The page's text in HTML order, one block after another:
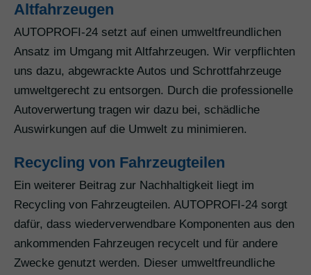
Altfahrzeugen
AUTOPROFI-24 setzt auf einen umweltfreundlichen
Ansatz im Umgang mit Altfahrzeugen. Wir verpflichten
uns dazu, abgewrackte Autos und Schrottfahrzeuge
umweltgerecht zu entsorgen. Durch die professionelle
Autoverwertung tragen wir dazu bei, schädliche
Auswirkungen auf die Umwelt zu minimieren.
Recycling von Fahrzeugteilen
Ein weiterer Beitrag zur Nachhaltigkeit liegt im
Recycling von Fahrzeugteilen. AUTOPROFI-24 sorgt
dafür, dass wiederverwendbare Komponenten aus den
ankommenden Fahrzeugen recycelt und für andere
Zwecke genutzt werden. Dieser umweltfreundliche